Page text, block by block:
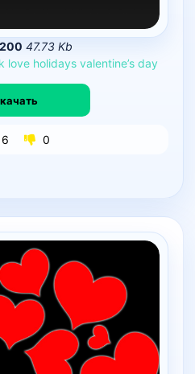
47.73 Kb
love holidays valentine’s day
0